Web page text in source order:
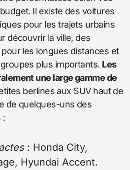
Il existe des voitures
pour les trajets urbains
découvrir la ville, des
les longues distances et
plus importants. Les
une large gamme de
berlines aux SUV haut de
de quelques-uns des
:
: Honda City,
Hyundai Accent.